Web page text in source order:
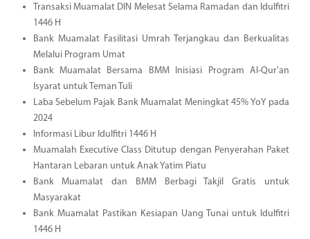
Transaksi Muamalat DIN Melesat Selama Ramadan dan Idulfitri
1446 H
Bank Muamalat Fasilitasi Umrah Terjangkau dan Berkualitas
Melalui Program Umat
Bank Muamalat Bersama BMM Inisiasi Program Al-Qur'an
Isyarat untuk Teman Tuli
Laba Sebelum Pajak Bank Muamalat Meningkat 45% YoY pada
2024
Informasi Libur Idulfitri 1446 H
Muamalah Executive Class Ditutup dengan Penyerahan Paket
Hantaran Lebaran untuk Anak Yatim Piatu
Bank Muamalat dan BMM Berbagi Takjil Gratis untuk
Masyarakat
Bank Muamalat Pastikan Kesiapan Uang Tunai untuk Idulfitri
1446 H